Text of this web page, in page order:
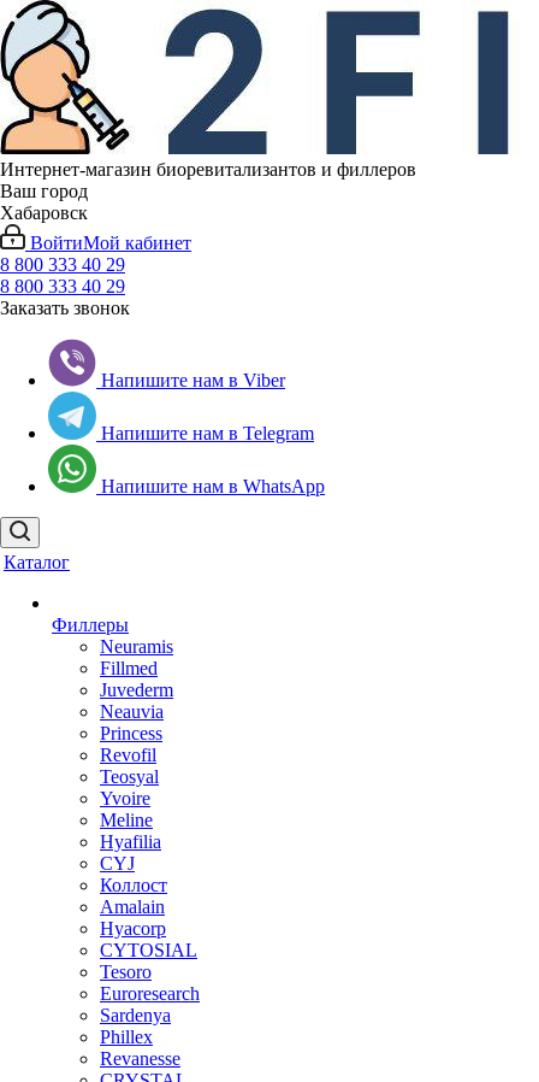
Интернет-магазин биоревитализантов и филлеров
Ваш город
Хабаровск
ВойтиМой кабинет
8 800 333 40 29
8 800 333 40 29
Заказать звонок
Напишите нам в Viber
Напишите нам в Telegram
Напишите нам в WhatsApp
Каталог
Филлеры
Neuramis
Fillmed
Juvederm
Neauvia
Princess
Revofil
Teosyal
Yvoire
Meline
Hyafilia
CYJ
Коллост
Amalain
Hyacorp
CYTOSIAL
Tesoro
Euroresearch
Sardenya
Phillex
Revanesse